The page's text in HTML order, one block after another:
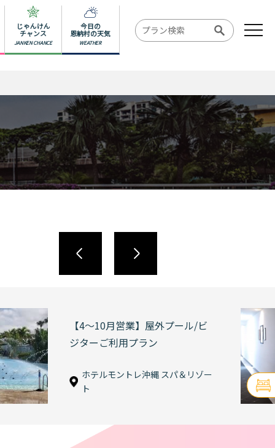
じゃんけん
チャンス
JANKEN CHANCE
今日の
恩納村の天気
WEATHER
【4～10月営業】屋外プール/ビ
ジターご利用プラン
ホテルモントレ沖縄 スパ＆リゾー
ト